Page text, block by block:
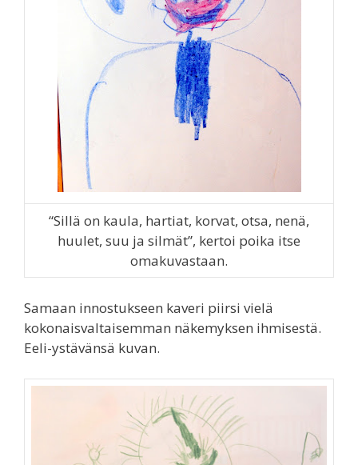
“Sillä on kaula, hartiat, korvat, otsa, nenä,
huulet, suu ja silmät”, kertoi poika itse
omakuvastaan.
Samaan innostukseen kaveri piirsi vielä
kokonaisvaltaisemman näkemyksen ihmisestä.
Eeli-ystävänsä kuvan.